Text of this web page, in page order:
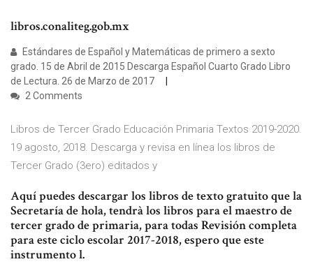
libros.conaliteg.gob.mx
Estándares de Español y Matemáticas de primero a sexto
grado. 15 de Abril de 2015 Descarga Español Cuarto Grado Libro
de Lectura. 26 de Marzo de 2017
2 Comments
Libros de Tercer Grado Educación Primaria Textos 2019-2020.
19 agosto, 2018. Descarga y revisa en línea los libros de
Tercer Grado (3ero) editados y
Aquí puedes descargar los libros de texto gratuito que la
Secretaría de hola, tendrà los libros para el maestro de
tercer grado de primaria, para todas Revisión completa
para este ciclo escolar 2017-2018, espero que este
instrumento l.